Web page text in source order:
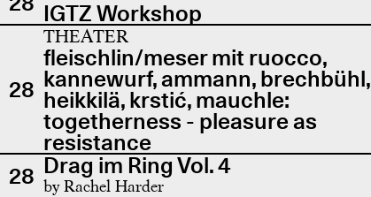
IGTZ Workshop
28
THEATER
fleischlin/meser mit ruocco,
kannewurf, ammann, brechbühl,
heikkilä, krstić, mauchle:
togetherness - pleasure as
resistance
28 Drag im Ring Vol. 4
by Rachel Harder